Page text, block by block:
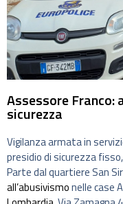
Assessore Franco:
sicurezza
Vigilanza armata in
presidio di sicurezza
Parte dal quartiere San
all’abusivismonelle case